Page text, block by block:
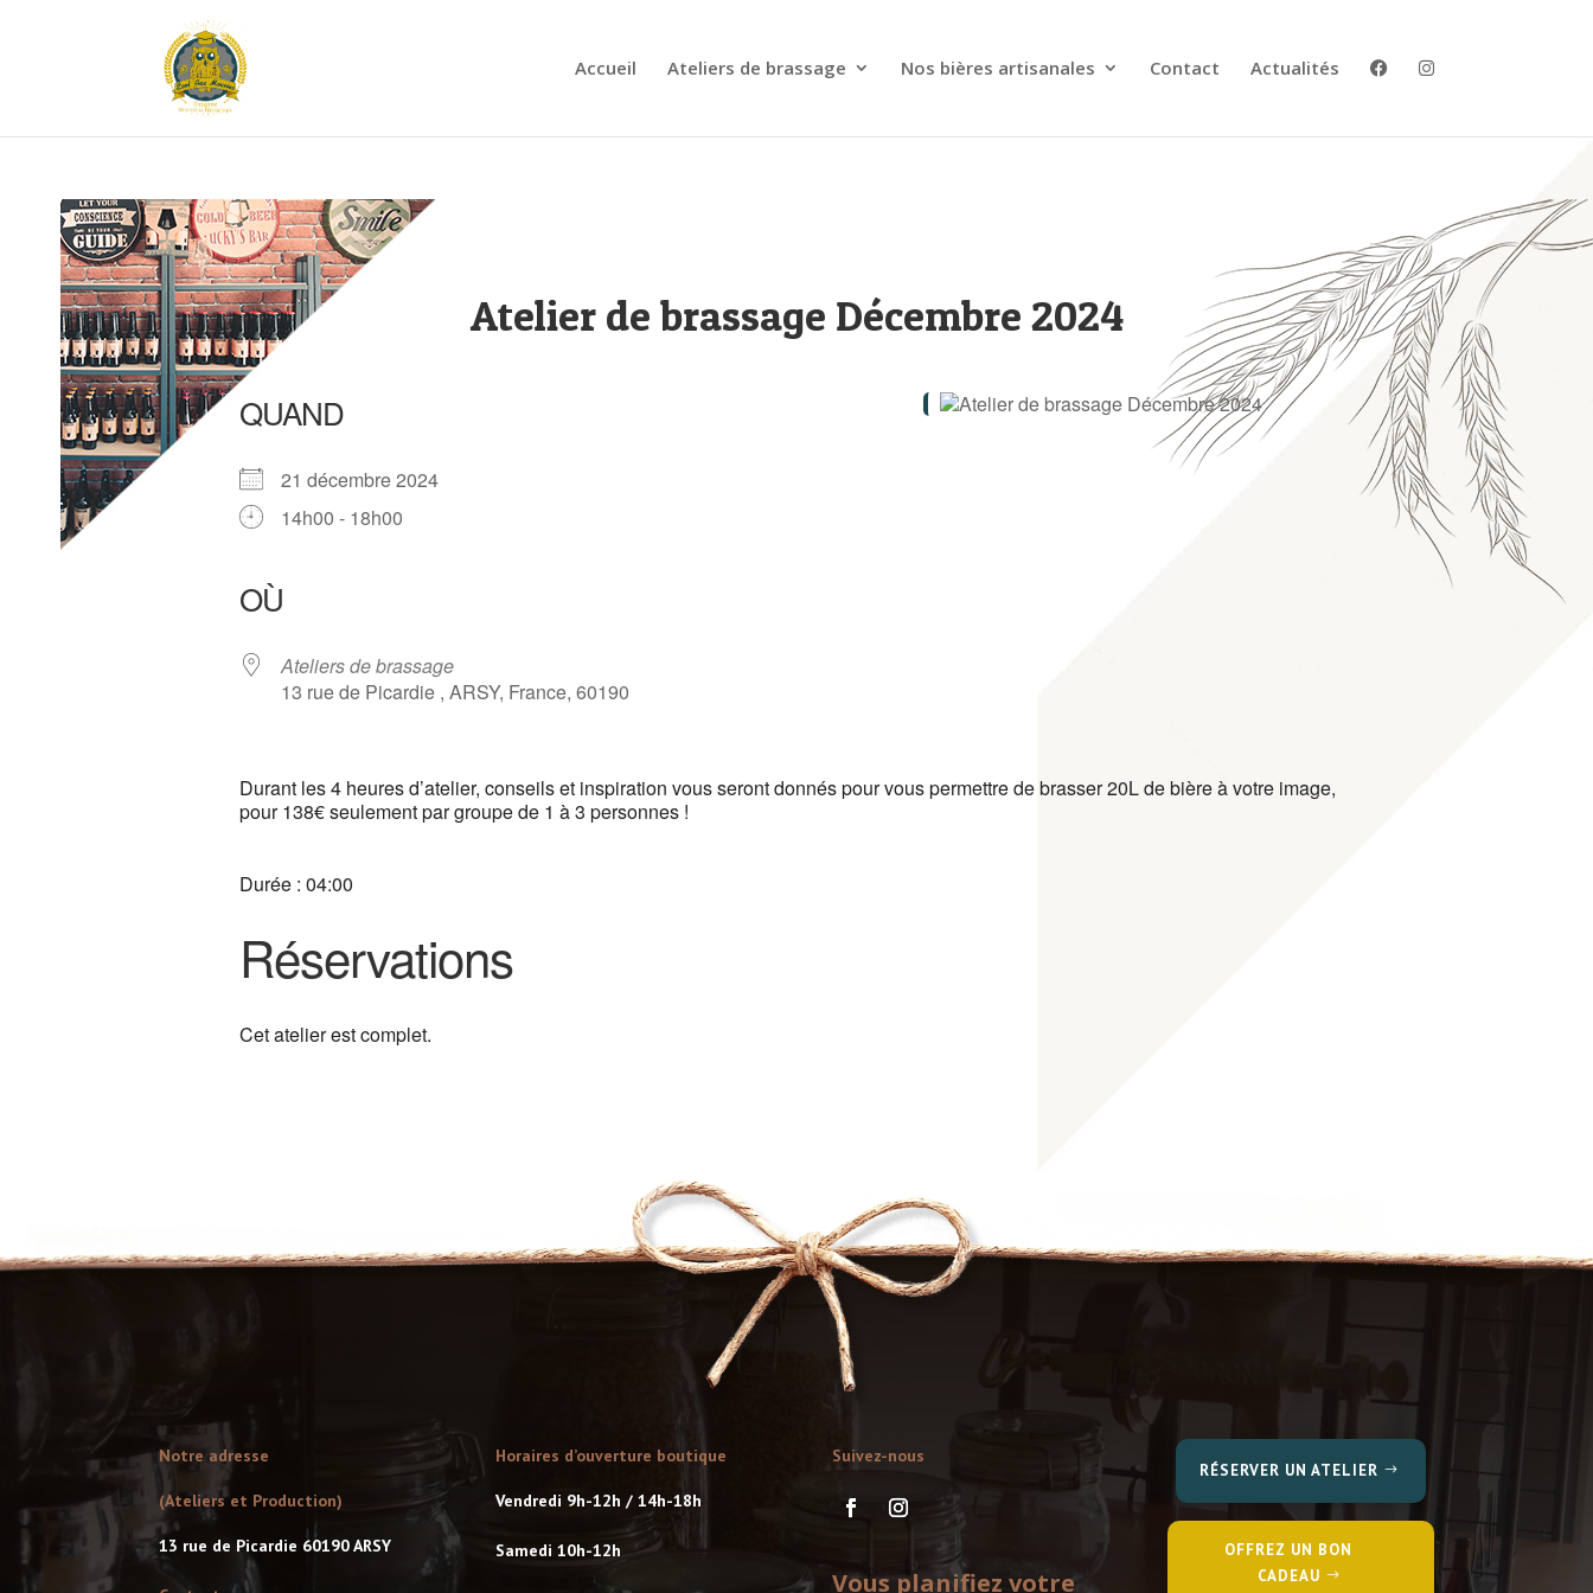
Accueil Ateliers de brassage Nos bières artisanales Contact Actualités
Atelier de brassage Décembre 2024
QUAND
21 décembre 2024
14h00 - 18h00
OÙ
Ateliers de brassage
13 rue de Picardie , ARSY, France, 60190
Durant les 4 heures d’atelier, conseils et inspiration vous seront donnés pour vous permettre de brasser 20L de bière à votre image,
pour 138€ seulement par groupe de 1 à 3 personnes !
Durée : 04:00
Réservations
Cet atelier est complet.
Notre adresse
(Ateliers et Production)
13 rue de Picardie 60190 ARSY
Horaires d’ouverture boutique
Vendredi 9h-12h / 14h-18h
Samedi 10h-12h
Suivez-nous
Vous planifiez votre
RÉSERVER UN ATELIER
OFFREZ UN BON
CADEAU